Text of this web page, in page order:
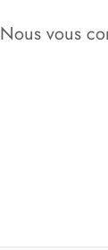
Nous vous